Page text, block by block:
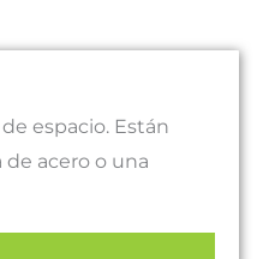
espacio. Están
acero o una